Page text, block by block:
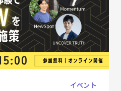
イベント